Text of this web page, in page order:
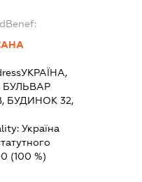
УКРАЇНА,
БУЛЬВАР
БУДИНОК 32,
Україна
(100 %)